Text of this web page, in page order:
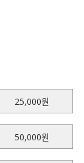
25,000원
50,000원